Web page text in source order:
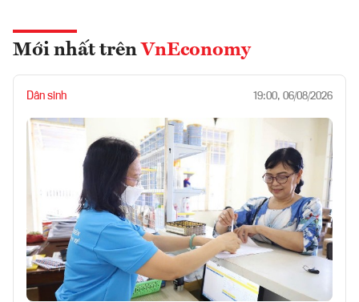
Mới nhất trên VnEconomy
Dân sinh 19:00, 06/08/2026